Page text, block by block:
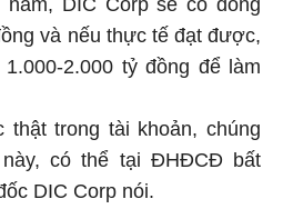
và nếu thực tế đạt được,
2.000 tỷ đồng để làm
thật trong tài khoản, chúng
có thể tại ĐHĐCĐ bất
DIC Corp nói.